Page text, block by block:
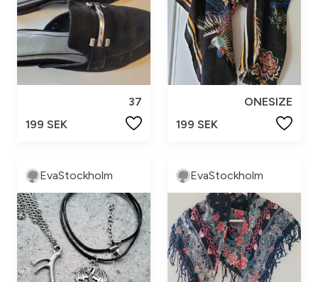
37
199 SEK
ONESIZE
199 SEK
EvaStockholm EvaStockholm